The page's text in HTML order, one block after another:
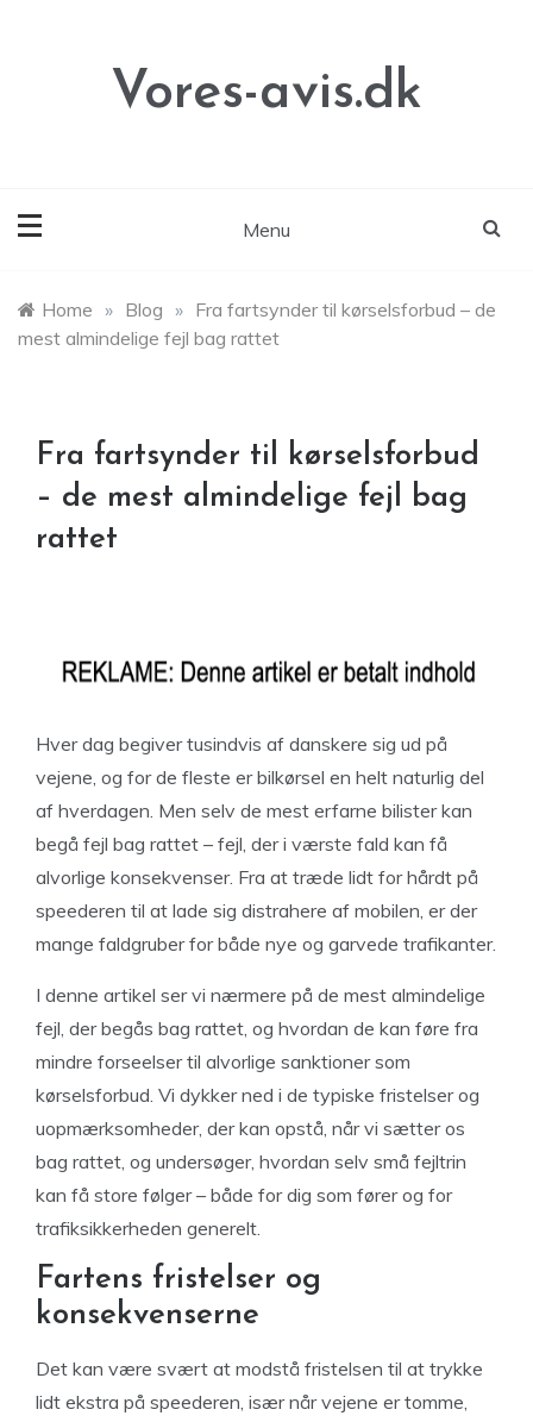
Vores-avis.dk
Menu
Home » Blog » Fra fartsynder til kørselsforbud – de
mest almindelige fejl bag rattet
Fra fartsynder til kørselsforbud
– de mest almindelige fejl bag
rattet
Hver dag begiver tusindvis af danskere sig ud på
vejene, og for de fleste er bilkørsel en helt naturlig del
af hverdagen. Men selv de mest erfarne bilister kan
begå fejl bag rattet – fejl, der i værste fald kan få
alvorlige konsekvenser. Fra at træde lidt for hårdt på
speederen til at lade sig distrahere af mobilen, er der
mange faldgruber for både nye og garvede trafikanter.
I denne artikel ser vi nærmere på de mest almindelige
fejl, der begås bag rattet, og hvordan de kan føre fra
mindre forseelser til alvorlige sanktioner som
kørselsforbud. Vi dykker ned i de typiske fristelser og
uopmærksomheder, der kan opstå, når vi sætter os
bag rattet, og undersøger, hvordan selv små fejltrin
kan få store følger – både for dig som fører og for
trafiksikkerheden generelt.
Fartens fristelser og
konsekvenserne
Det kan være svært at modstå fristelsen til at trykke
lidt ekstra på speederen, især når vejene er tomme,